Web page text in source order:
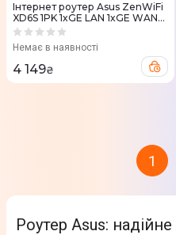
Iнтернет роутер Asus ZenWiFi
XD6S 1PK 1xGE LAN 1xGE WAN
MU-MIMO OFDMA MESH
Немає в наявності
4 149₴
1
Роутер Asus: